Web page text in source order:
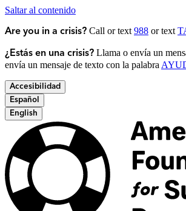
Saltar al contenido
Are you in a crisis? Call or text 988 or text
¿Estás en una crisis? Llama o envía un
envía un mensaje de texto con la palabra
Accesibilidad
Español
English